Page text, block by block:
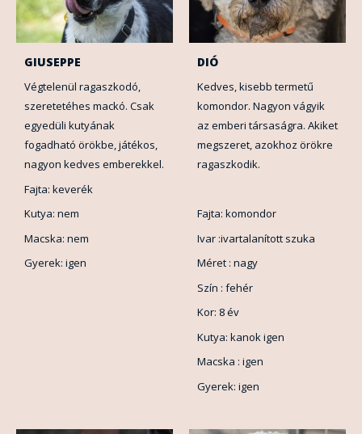
GIUSEPPE
Végtelenül ragaszkodó,
szeretetéhes mackó. Csak
egyedüli kutyának
fogadható örökbe, játékos,
nagyon kedves emberekkel.
Fajta: keverék
Kutya: nem
Macska: nem
Gyerek: igen
DIÓ
Kedves, kisebb termetű
komondor. Nagyon vágyik
az emberi társaságra. Akiket
megszeret, azokhoz örökre
ragaszkodik.
Fajta: komondor
Ivar :ivartalanított szuka
Méret : nagy
Szín : fehér
Kor: 8 év
Kutya: kanok igen
Macska : igen
Gyerek: igen